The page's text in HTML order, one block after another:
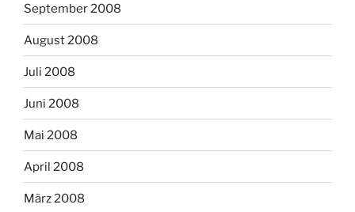
September 2008
August 2008
Juli 2008
Juni 2008
Mai 2008
April 2008
März 2008